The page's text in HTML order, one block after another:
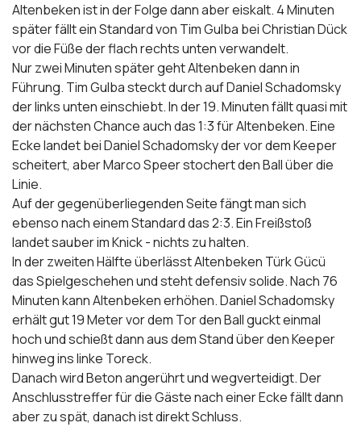
Altenbeken ist in der Folge dann aber eiskalt. 4 Minuten
später fällt ein Standard von Tim Gulba bei Christian Dück
vor die Füße der flach rechts unten verwandelt.
Nur zwei Minuten später geht Altenbeken dann in
Führung. Tim Gulba steckt durch auf Daniel Schadomsky
der links unten einschiebt. In der 19. Minuten fällt quasi mit
der nächsten Chance auch das 1:3 für Altenbeken. Eine
Ecke landet bei Daniel Schadomsky der vor dem Keeper
scheitert, aber Marco Speer stochert den Ball über die
Linie.
Auf der gegenüberliegenden Seite fängt man sich
ebenso nach einem Standard das 2:3. Ein Freißstoß
landet sauber im Knick - nichts zu halten.
In der zweiten Hälfte überlässt Altenbeken Türk Gücü
das Spielgeschehen und steht defensiv solide. Nach 76
Minuten kann Altenbeken erhöhen. Daniel Schadomsky
erhält gut 19 Meter vor dem Tor den Ball guckt einmal
hoch und schießt dann aus dem Stand über den Keeper
hinweg ins linke Toreck.
Danach wird Beton angerührt und wegverteidigt. Der
Anschlusstreffer für die Gäste nach einer Ecke fällt dann
aber zu spät, danach ist direkt Schluss.